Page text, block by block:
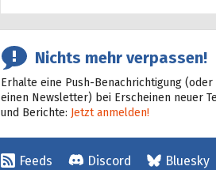
Nichts mehr verpassen!
Erhalte eine Push-Benachrichtigung (oder
einen Newsletter) bei Erscheinen neuer
und Berichte: Jetzt anmelden!
Feeds Discord Bluesky